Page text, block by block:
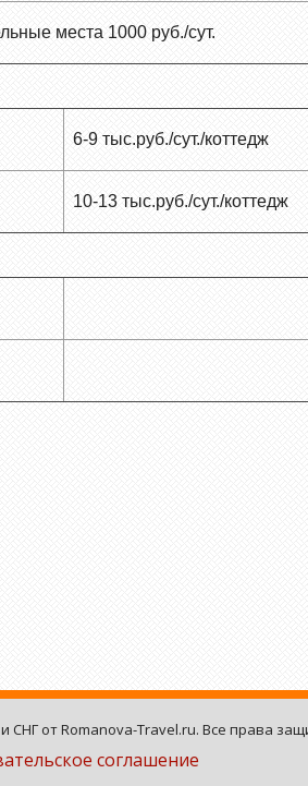
места 1000 руб./сут.
6-9 тыс.руб./сут./коттедж
10-13 тыс.руб./сут./коттедж
СНГ от Romanova-Travel.ru. Все права
соглашение